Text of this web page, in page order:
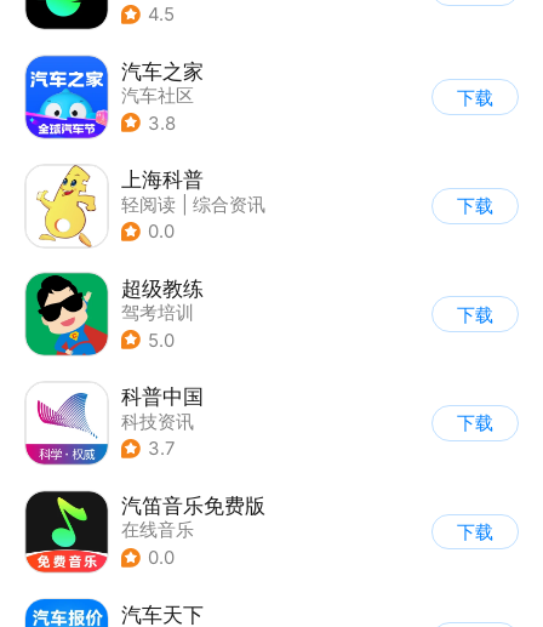
4.5
汽车之家
汽车社区
3.8
下载
上海科普
轻阅读
综合资讯
0.0
下载
超级教练
驾考培训
5.0
下载
科普中国
科技资讯
3.7
下载
汽笛音乐免费版
在线音乐
0.0
下载
汽车天下